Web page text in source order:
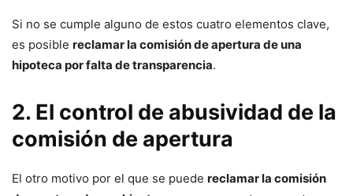
Si no se cumple alguno de estos cuatro elementos clave,
es posible reclamar la comisión de apertura de una
hipoteca por falta de transparencia.
2. El control de abusividad de la
comisión de apertura
El otro motivo por el que se puede reclamar la comisión